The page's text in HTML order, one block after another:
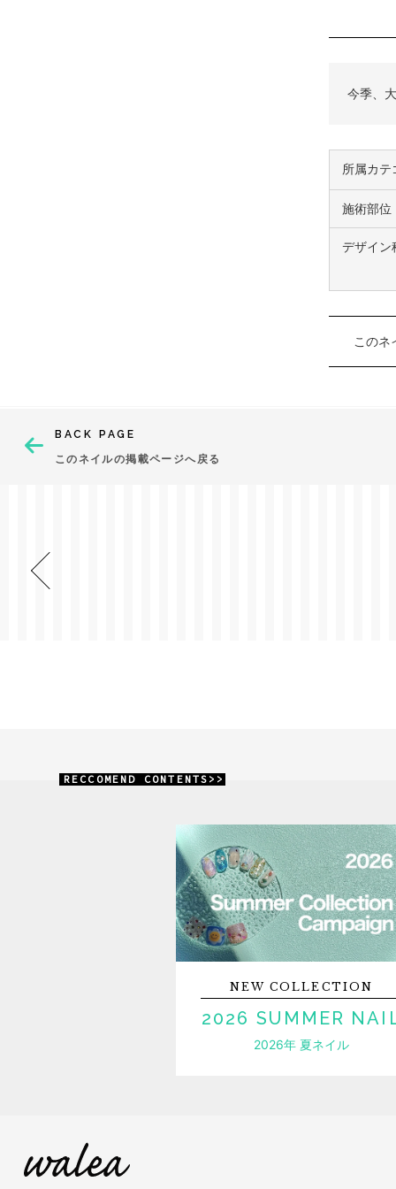
今季、
所属カテ
施術部位
デザイン
このネ
BACK PAGE
このネイルの掲載ページへ戻る
RECCOMEND CONTENTS>>
NEWCOLLECTION
2026 SUMMER
2026年 夏ネイル